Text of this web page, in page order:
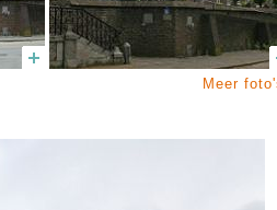
Meer